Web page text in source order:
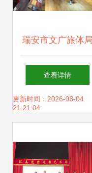
瑞安市文广旅体局
着力推进公共文化
场馆有序开放 提升
水平
查看详情
更新时间：2026-08-04
21:21:04